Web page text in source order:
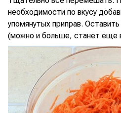
необходимости по вкусу
упомянутых приправ.
(можно и больше, станет еще